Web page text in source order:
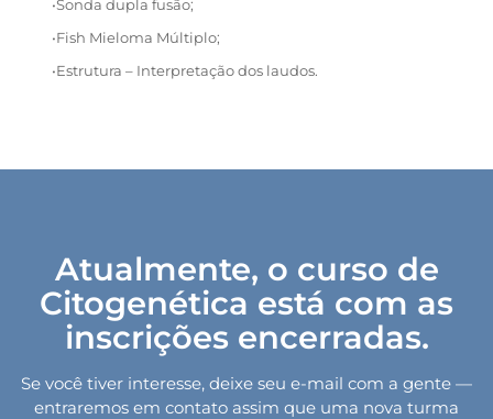
•Sonda dupla fusão;
•Fish Mieloma Múltiplo;
•Estrutura – Interpretação dos laudos.
Atualmente, o curso de
Citogenética está com as
inscrições encerradas.
Se você tiver interesse, deixe seu e-mail com a gente —
entraremos em contato assim que uma nova turma